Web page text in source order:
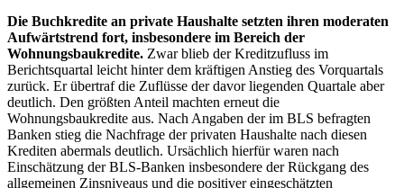
Die Buchkredite an private Haushalte setzten ihren moderaten
Aufwärtstrend fort, insbesondere im Bereich der
Wohnungsbaukredite. Zwar blieb der Kreditzufluss im
Berichtsquartal leicht hinter dem kräftigen Anstieg des Vorquartals
zurück. Er übertraf die Zuflüsse der davor liegenden Quartale aber
deutlich. Den größten Anteil machten erneut die
Wohnungsbaukredite aus. Nach Angaben der im BLS befragten
Banken stieg die Nachfrage der privaten Haushalte nach diesen
Krediten abermals deutlich. Ursächlich hierfür waren nach
Einschätzung derBLS-Banken insbesondere der Rückgang des
allgemeinen Zinsniveaus und die positiver eingeschätzten